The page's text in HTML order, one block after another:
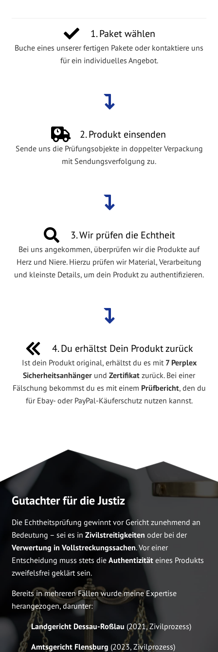
1. Paket wählen
Buche eines unserer fertigen Pakete oder kontaktiere uns
für ein individuelles Angebot.
2. Produkt einsenden
Sende uns die Prüfungsobjekte in doppelter Verpackung
mit Sendungsverfolgung zu.
3. Wir prüfen die Echtheit
Bei uns angekommen, überprüfen wir die Produkte auf
Herz und Niere. Hierzu prüfen wir Material, Verarbeitung
und kleinste Details, um dein Produkt zu authentifizieren.
4. Du erhältst Dein Produkt zurück
Ist dein Produkt original, erhältst du es mit 7 Perplex
Sicherheitsanhänger und Zertifikat zurück. Bei einer
Fälschung bekommst du es mit einem Prüfbericht, den du
für Ebay- oder PayPal-Käuferschutz nutzen kannst.
Gutachter für die Justiz
Die Echtheitsprüfung gewinnt vor Gericht zunehmend an
Bedeutung – sei es in Zivilstreitigkeiten oder bei der
Verwertung in Vollstreckungssachen. Vor einer
Entscheidung muss stets die Authentizität eines Produkts
zweifelsfrei geklärt sein.
Bereits in mehreren Fällen wurde meine Expertise
herangezogen, darunter:
Landgericht Dessau-Roßlau (2021, Zivilprozess)
Amtsgericht Flensburg (2023, Zivilprozess)